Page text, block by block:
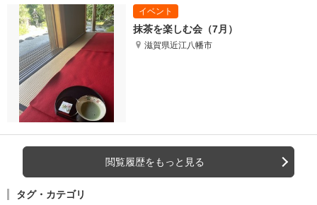
抹茶を楽しむ会（7月）
滋賀県近江八幡市
閲覧履歴をもっと見る
タグ・カテゴリ